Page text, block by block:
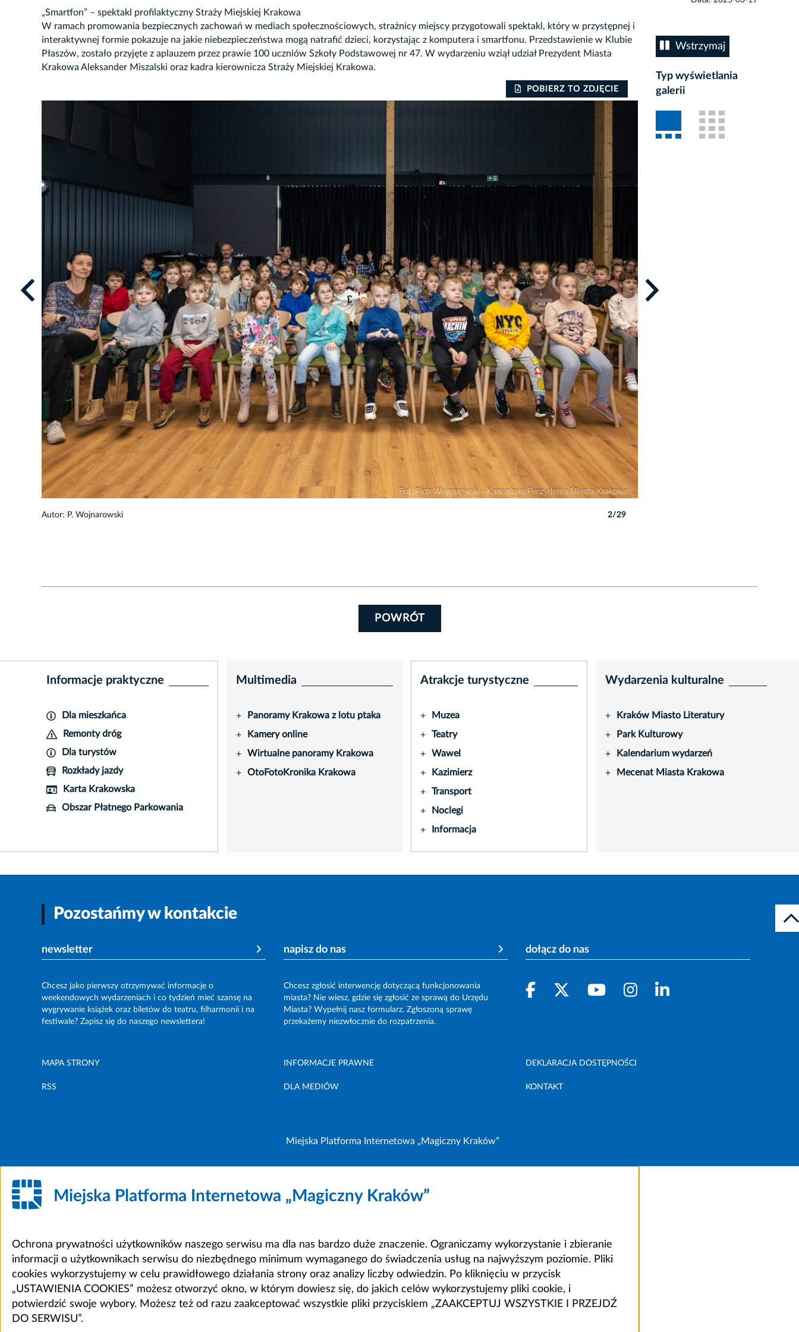
Wstrzymaj
Typ wyświetlania
galerii
„Smartfon” – spektakl profilaktyczny Straży Miejskiej Krakowa
W ramach promowania bezpiecznych zachowań w mediach społecznościowych, strażnicy miejscy przygotowali spektakl, który w przystępnej i
interaktywnej formie pokazuje na jakie niebezpieczeństwa mogą natrafić dzieci, korzystając z komputera i smartfonu. Przedstawienie w Klubie
Płaszów, zostało przyjęte z aplauzem przez prawie 100 uczniów Szkoły Podstawowej nr 47. W wydarzeniu wziął udział Prezydent Miasta
Krakowa Aleksander Miszalski oraz kadra kierownicza Straży Miejskiej Krakowa.
POBIERZ TO ZDJĘCIE
Autor: P. Wojnarowski 2/29
POWRÓT
Informacje praktyczne
Dla mieszkańca
Remonty dróg
Dla turystów
Rozkłady jazdy
Karta Krakowska
Obszar Płatnego Parkowania
Multimedia
+ Panoramy Krakowa z lotu ptaka
+ Kamery online
+ Wirtualne panoramy Krakowa
+ OtoFotoKronika Krakowa
Atrakcje turystyczne
+ Muzea
+ Teatry
+ Wawel
+ Kazimierz
+ Transport
+ Noclegi
+ Informacja
Wydarzenia kulturalne
+ Kraków Miasto Literatury
+ Park Kulturowy
+ Kalendarium wydarzeń
+ Mecenat Miasta Krakowa
Pozostańmy w kontakcie
newsletter
Chcesz jako pierwszy otrzymywać informacje o
weekendowych wydarzeniach i co tydzień mieć szansę na
wygrywanie książek oraz biletów do teatru, filharmonii i na
festiwale? Zapisz się do naszego newslettera!
napisz do nas
Chcesz zgłosić interwencję dotyczącą funkcjonowania
miasta? Nie wiesz, gdzie się zgłosić ze sprawą do Urzędu
Miasta? Wypełnij nasz formularz. Zgłoszoną sprawę
przekażemy niezwłocznie do rozpatrzenia.
dołącz do nas
MAPA STRONY INFORMACJE PRAWNE DEKLARACJA DOSTĘPNOŚCI
RSS DLA MEDIÓW KONTAKT
Miejska Platforma Internetowa „Magiczny Kraków”
Miejska Platforma Internetowa „Magiczny Kraków”
Ochrona prywatności użytkowników naszego serwisu ma dla nas bardzo duże znaczenie. Ograniczamy wykorzystanie i zbieranie
informacji o użytkownikach serwisu do niezbędnego minimum wymaganego do świadczenia usług na najwyższym poziomie. Pliki
cookies wykorzystujemy w celu prawidłowego działania strony oraz analizy liczby odwiedzin. Po kliknięciu w przycisk
„USTAWIENIA COOKIES” możesz otworzyć okno, w którym dowiesz się, do jakich celów wykorzystujemy pliki cookie, i
potwierdzić swoje wybory. Możesz też od razu zaakceptować wszystkie pliki przyciskiem „ZAAKCEPTUJ WSZYSTKIE I PRZEJDŹ
DO SERWISU”.